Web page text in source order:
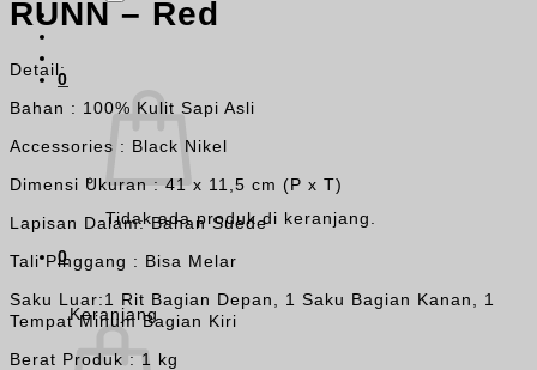
0
Tidak ada produk di keranjang.
0
Keranjang
RUNN – Red
Detail:
Bahan : 100% Kulit Sapi Asli
Accessories : Black Nikel
Dimensi Ukuran : 41 x 11,5 cm (P x T)
Lapisan Dalam: Bahan Suede
Tali Pinggang : Bisa Melar
Saku Luar:1 Rit Bagian Depan, 1 Saku Bagian Kanan, 1
Tempat Minum Bagian Kiri
Berat Produk : 1 kg